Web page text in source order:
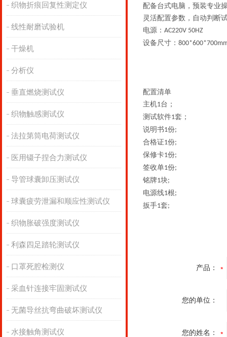
织物折痕回复性测定仪
线性耐磨试验机
干燥机
分析仪
垂直燃烧测试仪
织物触感测试仪
法拉第筒电荷测试仪
医用镊子捏合力测试仪
导管球囊卸压测试仪
球囊疲劳泄漏和顺应性测试仪
织物胀破强度测试仪
利森四足踏轮测试仪
口罩死腔检测仪
采血针连接牢固测试仪
无菌导丝抗弯曲破坏测试仪
水接触角测试仪
配备台式电脑，预装专业
灵活配置参数，自动判断
电源： AC220V 50HZ
设备尺寸：
配置清单
主机1台；
测试软件1套；
说明书1份;
合格证1份;
保修卡1份;
签收单1份;
铭牌1块;
电源线1根;
扳手1套;
产品：
您的单位：
您的姓名：